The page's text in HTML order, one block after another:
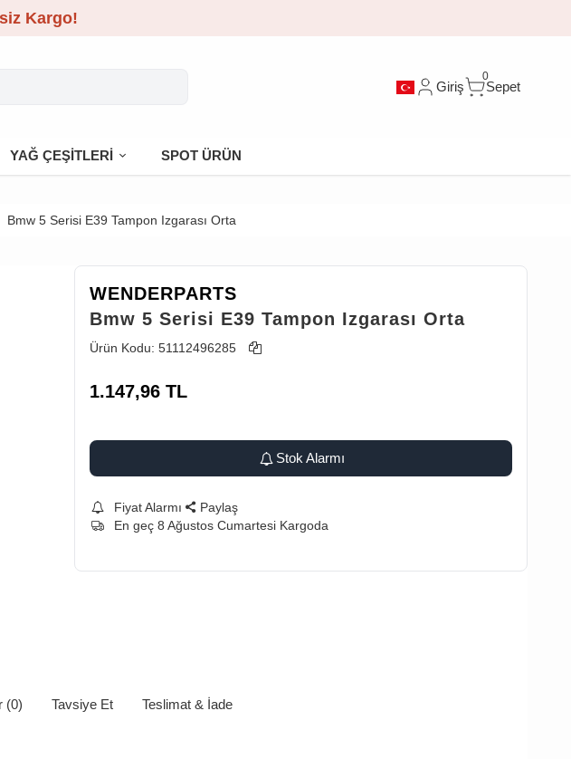
Kargo!
Giriş
0
Sepet
YAĞ ÇEŞİTLERİ SPOT ÜRÜN
Bmw 5 Serisi E39 Tampon Izgarası Orta
WENDERPARTS
Bmw 5 Serisi E39 Tampon Izgarası Orta
Ürün Kodu: 51112496285
1.147,96 TL
Stok Alarmı
Fiyat Alarmı
Paylaş
En geç 8 Ağustos Cumartesi Kargoda
(0) Tavsiye Et Teslimat & İade